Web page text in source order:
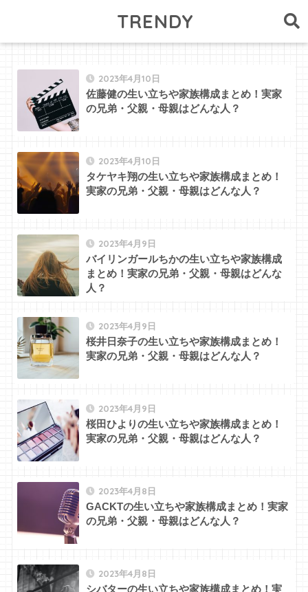
TRENDY
2023年4月10日
佐藤健の生い立ちや家族構成まとめ！実家
の兄弟・父親・母親はどんな人？
2023年4月10日
タケヤキ翔の生い立ちや家族構成まとめ！
実家の兄弟・父親・母親はどんな人？
2023年4月9日
バイリンガールちかの生い立ちや家族構成
まとめ！実家の兄弟・父親・母親はどんな
人？
2023年4月9日
桜井日奈子の生い立ちや家族構成まとめ！
実家の兄弟・父親・母親はどんな人？
2023年4月9日
桜田ひよりの生い立ちや家族構成まとめ！
実家の兄弟・父親・母親はどんな人？
2023年4月8日
GACKTの生い立ちや家族構成まとめ！実家
の兄弟・父親・母親はどんな人？
2023年4月8日
シバターの生い立ちや家族構成まとめ！実